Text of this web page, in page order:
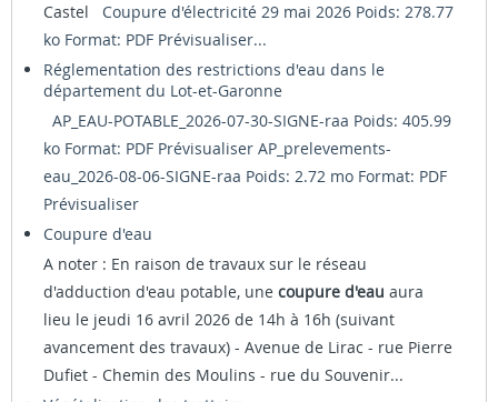
Castel Coupure d'électricité 29 mai 2026 Poids: 278.77
ko Format: PDF Prévisualiser...
Réglementation des restrictions d'eau dans le
département du Lot-et-Garonne
AP_EAU-POTABLE_2026-07-30-SIGNE-raa Poids: 405.99
ko Format: PDF Prévisualiser AP_prelevements-
eau_2026-08-06-SIGNE-raa Poids: 2.72 mo Format: PDF
Prévisualiser
Coupure d'eau
A noter : En raison de travaux sur le réseau
d'adduction d'eau potable, une coupure d'eau aura
lieu le jeudi 16 avril 2026 de 14h à 16h (suivant
avancement des travaux) - Avenue de Lirac - rue Pierre
Dufiet - Chemin des Moulins - rue du Souvenir...